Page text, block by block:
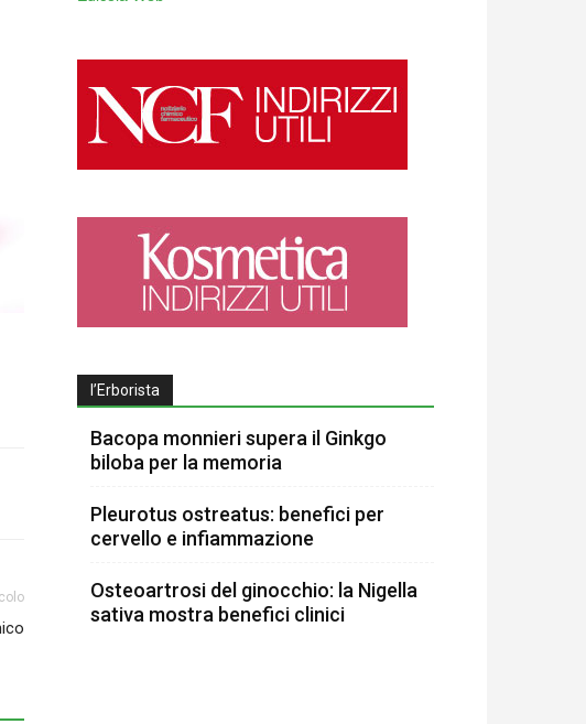
l’Erborista
Bacopa monnieri supera il Ginkgo
biloba per la memoria
Pleurotus ostreatus: benefici per
cervello e infiammazione
Osteoartrosi del ginocchio: la Nigella
sativa mostra benefici clinici